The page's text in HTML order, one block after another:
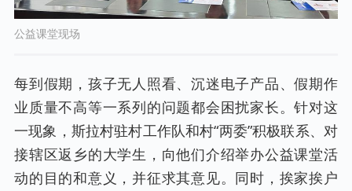
公益课堂现场
每到假期，孩子无人照看、沉迷电子产品、假期作
业质量不高等一系列的问题都会困扰家长。针对这
一现象，斯拉村驻村工作队和村“两委”积极联系、对
接辖区返乡的大学生，向他们介绍举办公益课堂活
动的目的和意义，并征求其意见。同时，挨家挨户